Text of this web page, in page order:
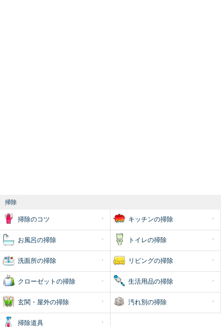
掃除
掃除のコツ キッチンの掃除
お風呂の掃除 トイレの掃除
洗面所の掃除 リビングの掃除
クローゼットの掃除 生活用品の掃除
玄関・屋外の掃除 汚れ別の掃除
掃除道具